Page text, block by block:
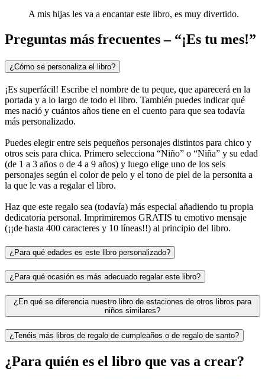
A mis hijas les va a encantar este libro, es muy divertido.
Preguntas más frecuentes – “¡Es tu mes!”
¿Cómo se personaliza el libro?
¡Es superfácil! Escribe el nombre de tu peque, que aparecerá en la
portada y a lo largo de todo el libro. También puedes indicar qué
mes nació y cuántos años tiene en el cuento para que sea todavía
más personalizado.
Puedes elegir entre seis pequeños personajes distintos para chico y
otros seis para chica. Primero selecciona “Niño” o “Niña” y su edad
(de 1 a 3 años o de 4 a 9 años) y luego elige uno de los seis
personajes según el color de pelo y el tono de piel de la personita a
la que le vas a regalar el libro.
Haz que este regalo sea (todavía) más especial añadiendo tu propia
dedicatoria personal. Imprimiremos GRATIS tu emotivo mensaje
(¡¡de hasta 400 caracteres y 10 líneas!!) al principio del libro.
¿Para qué edades es este libro personalizado?
¿Para qué ocasión es más adecuado regalar este libro?
¿En qué se diferencia nuestro libro de estaciones de otros libros para
niños similares?
¿Tenéis más libros de regalo de cumpleaños o de regalo de santo?
¿Para quién es el libro que vas a crear?